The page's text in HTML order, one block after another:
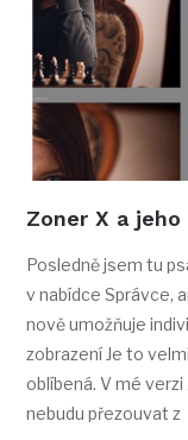
Zoner X a
Posledně jsem tu
v nabídce Správce,
nově umožňuje
zobrazení Je to
oblíbená. V mé
nebudu přezouvat z